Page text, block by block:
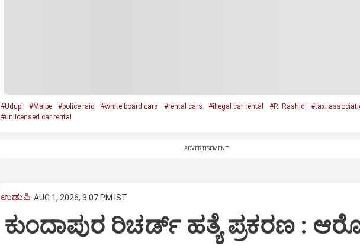
#Udupi #Malpe #police raid #white board cars #rental cars #illegal car rental #R. Rashid
#taxi
#unlicensed car rental
ADVERTISEMENT
ಉಡುಪಿ AUG 1, 2026, 3:07 PM IST
ಕುಂದಾಪುರ ರಿಚರ್ಡ್‌ ಹತ್ಯೆ ಪ್ರಕರಣ :